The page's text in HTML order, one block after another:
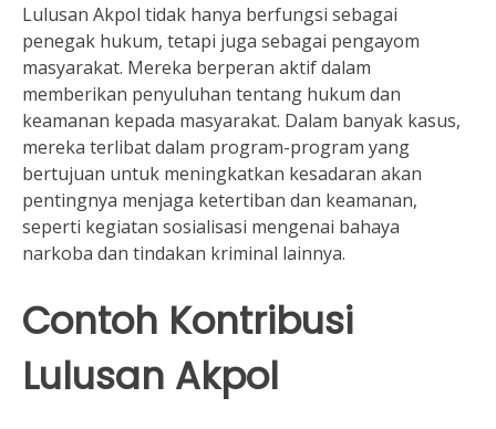
Lulusan Akpol tidak hanya berfungsi sebagai
penegak hukum, tetapi juga sebagai pengayom
masyarakat. Mereka berperan aktif dalam
memberikan penyuluhan tentang hukum dan
keamanan kepada masyarakat. Dalam banyak kasus,
mereka terlibat dalam program-program yang
bertujuan untuk meningkatkan kesadaran akan
pentingnya menjaga ketertiban dan keamanan,
seperti kegiatan sosialisasi mengenai bahaya
narkoba dan tindakan kriminal lainnya.
Contoh Kontribusi
Lulusan Akpol